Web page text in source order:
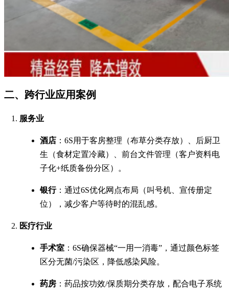
二、跨行业应用案例
服务业
酒店 ：6S用于客房整理（布草分类存放）、后厨卫
生（食材定置冷藏）、前台文件管理（客户资料电
子化+纸质备份分区）。
银行：通过6S优化网点布局（叫号机、宣传册定
位），减少客户等待时的混乱感。
医疗行业
手术室 ：6S确保器械“一用一消毒”，通过颜色标签
区分无菌/污染区，降低感染风险。
药房 ：药品按功效/保质期分类存放，配合电子系统